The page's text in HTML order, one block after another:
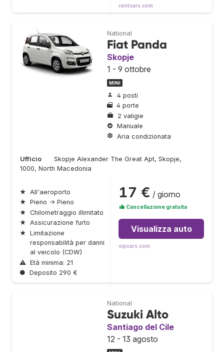
rentcars.com
National
Fiat Panda
Skopje
1 - 9 ottobre
MINI
4 posti
4 porte
2 valigie
Manuale
Aria condizionata
Ufficio
Skopje Alexander The Great Apt, Skopje,
1000, North Macedonia
★ All'aeroporto
★ Pieno → Pieno
★ Chilometraggio illimitato
★ Assicurazione furto
★ Limitazione
responsabilità per danni
al veicolo (CDW)
⚠ Età minima: 21
● Deposito 290 €
17 € / giorno
Cancellazione gratuita
Visualizza auto
vipcars.com
National
Suzuki Alto
Santiago del Cile
12 - 13 agosto